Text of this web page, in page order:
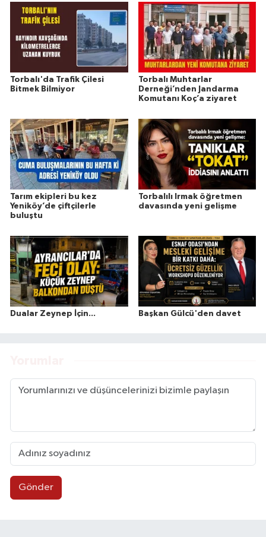
Torbalı'da Trafik Çilesi
Bitmek Bilmiyor
Torbalı Muhtarlar
Derneği’nden Jandarma
Komutanı Koç’a ziyaret
Tarım ekipleri bu kez
Yeniköy’de çiftçilerle
buluştu
Torbalılı Irmak öğretmen
davasında yeni gelişme
Dualar Zeynep İçin... Başkan Gülcü'den davet
Gönder